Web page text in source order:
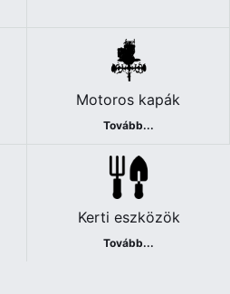
Motoros kapák
Tovább...
Kerti eszközök
Tovább...